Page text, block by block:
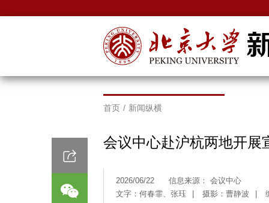
首页 / 新闻纵横
会议中心赴沪杭两地开展
2026/06/22
信息来源： 会议中心
文字：何春霏、张珏
摄影：曹静波